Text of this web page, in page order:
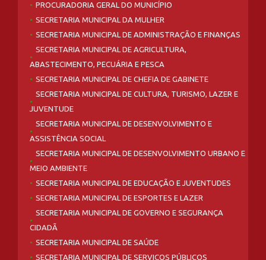
PROCURADORIA GERAL DO MUNICÍPIO
SECRETARIA MUNICIPAL DA MULHER
SECRETARIA MUNICIPAL DE ADMINISTRAÇÃO E FINANÇAS
SECRETARIA MUNICIPAL DE AGRICULTURA,
ABASTECIMENTO, PECUÁRIA E PESCA
SECRETARIA MUNICIPAL DE CHEFIA DE GABINETE
SECRETARIA MUNICIPAL DE CULTURA, TURISMO, LAZER E
JUVENTUDE
SECRETARIA MUNICIPAL DE DESENVOLVIMENTO E
ASSISTÊNCIA SOCIAL
SECRETARIA MUNICIPAL DE DESENVOLVIMENTO URBANO E
MEIO AMBIENTE
SECRETARIA MUNICIPAL DE EDUCAÇÃO E JUVENTUDES
SECRETARIA MUNICIPAL DE ESPORTES E LAZER
SECRETARIA MUNICIPAL DE GOVERNO E SEGURANÇA
CIDADÃ
SECRETARIA MUNICIPAL DE SAÚDE
SECRETARIA MUNICIPAL DE SERVIÇOS PÚBLICOS